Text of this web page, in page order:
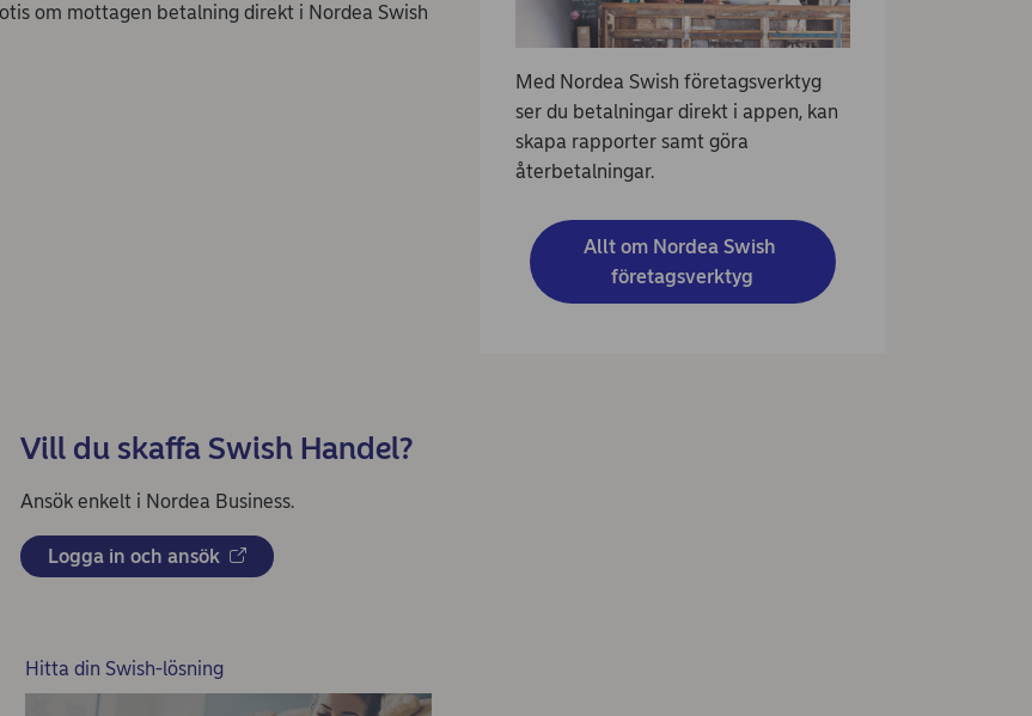
om mottagen betalning direkt i Nordea Swish
Med Nordea Swish företagsverktyg
ser du betalningar direkt i appen, kan
skapa rapporter samt göra
återbetalningar.
Allt om Nordea Swish
företagsverktyg
Vill du skaffa Swish Handel?
Ansök enkelt i Nordea Business.
Logga in och ansök
Hitta din Swish-lösning